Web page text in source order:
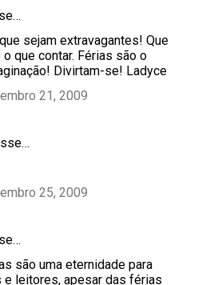
sejam extravagantes! Que
que contar. Férias são o
Divirtam-se! Ladyce
21, 2009
25, 2009
são uma eternidade para
e leitores, apesar das férias